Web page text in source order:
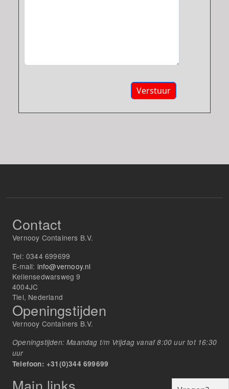
Verstuur
Contact
Vernooy Containers B.V.
Tel: 0344 699699
E-mail: info@vernooy.nl
Kellensedwarsweg 9
4004JC
Tiel, Nederland
Openingstijden
Vernooy Containers B.V.
Openingstijden: Maandag t/m Vrijdag vanaf 8:00 uur tot 16:30
uur
Telefoon: +31(0)344 699699